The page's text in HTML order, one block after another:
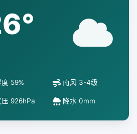
度 59% 南风 3-4级
压 926hPa 降水 0mm